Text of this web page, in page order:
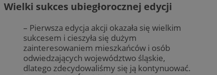
Wielki sukces ubiegłorocznej edycji
– Pierwsza edycja akcji okazała się wielkim
sukcesem i cieszyła się dużym
zainteresowaniem mieszkańców i osób
odwiedzających województwo śląskie,
dlatego zdecydowaliśmy się ją kontynuować.